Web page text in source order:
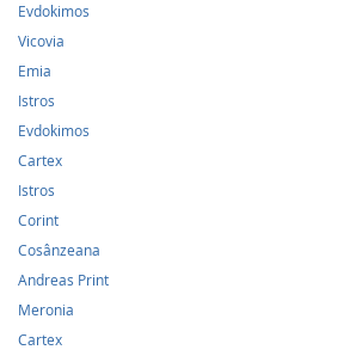
Evdokimos
Vicovia
Emia
Istros
Evdokimos
Cartex
Istros
Corint
Cosânzeana
Andreas Print
Meronia
Cartex